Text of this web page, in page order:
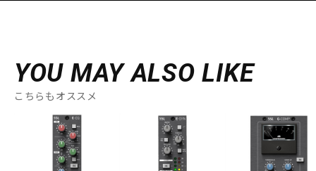
YOU MAY ALSO LIKE
こちらもオススメ